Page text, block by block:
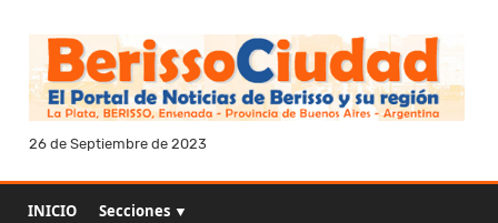
26 de Septiembre de 2023
INICIO Secciones ▼